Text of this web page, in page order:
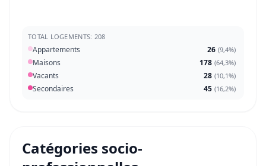
TOTAL LOGEMENTS: 208
Appartements 26 (9,4%)
Maisons 178 (64,3%)
Vacants 28 (10,1%)
Secondaires 45 (16,2%)
Catégories socio-